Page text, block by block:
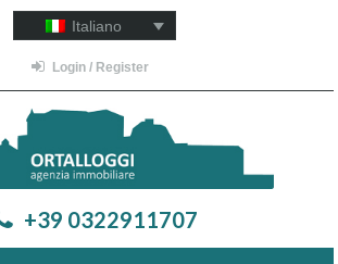
Italiano
Login / Register
+39 0322911707